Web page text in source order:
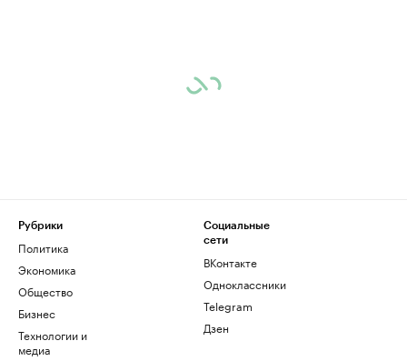
Рубрики
Политика
Экономика
Общество
Бизнес
Технологии и
медиа
Социальные
сети
ВКонтакте
Одноклассники
Telegram
Дзен